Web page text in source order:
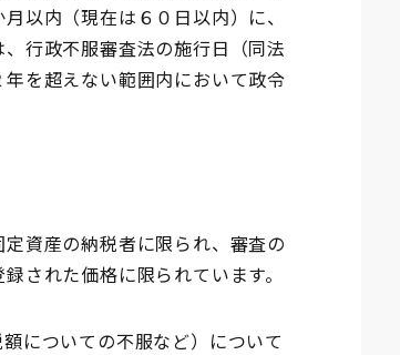
以内（現在は６０日以内）に、
行政不服審査法の施行日（同法
を超えない範囲内において政令
資産の納税者に限られ、審査の
された価格に限られています。
についての不服など）について